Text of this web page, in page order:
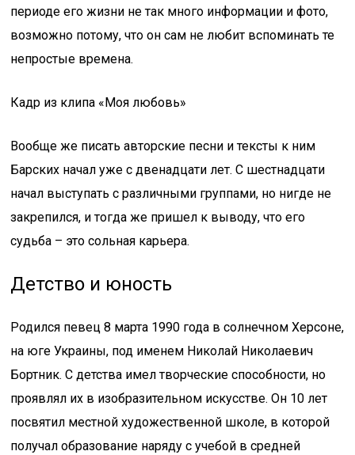
периоде его жизни не так много информации и фото,
возможно потому, что он сам не любит вспоминать те
непростые времена.
Кадр из клипа «Моя любовь»
Вообще же писать авторские песни и тексты к ним
Барских начал уже с двенадцати лет. С шестнадцати
начал выступать с различными группами, но нигде не
закрепился, и тогда же пришел к выводу, что его
судьба – это сольная карьера.
Детство и юность
Родился певец 8 марта 1990 года в солнечном Херсоне,
на юге Украины, под именем Николай Николаевич
Бортник. С детства имел творческие способности, но
проявлял их в изобразительном искусстве. Он 10 лет
посвятил местной художественной школе, в которой
получал образование наряду с учебой в средней